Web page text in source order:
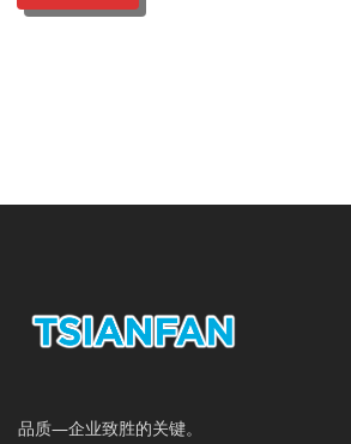
品质—企业致胜的关键。